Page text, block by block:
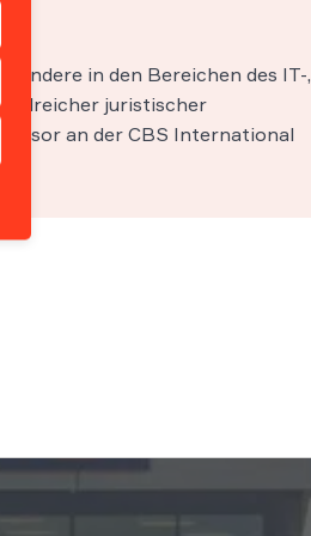
in den Bereichen des IT-,
juristischer
an der CBS International